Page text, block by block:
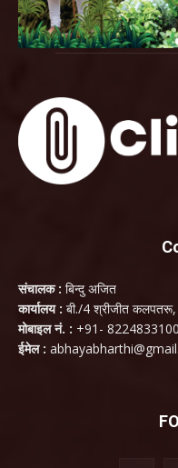
संचालक : बिन्दु अजित
कार्यालय : बी./4 श्रीजीत कलपतरू,
मोबाइल नं. : +91- 8224833100
ईमेल :